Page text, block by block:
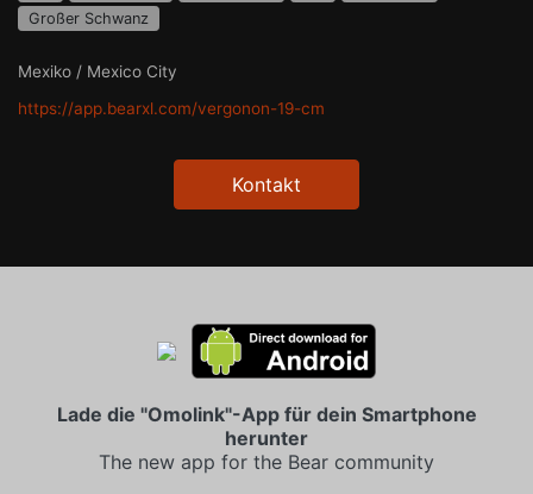
Großer Schwanz
Mexiko / Mexico City
https://app.bearxl.com/vergonon-19-cm
Kontakt
Lade die "Omolink"-App für dein Smartphone
herunter
The new app for the Bear community